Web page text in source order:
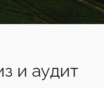
и аудит